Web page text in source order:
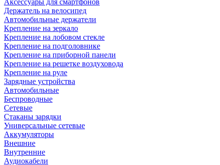
Аксессуары для смартфонов
Держатель на велосипед
Автомобильные держатели
Крепление на зеркало
Крепление на лобовом стекле
Крепление на подголовнике
Крепление на приборной панели
Крепление на решетке воздуховода
Крепление на руле
Зарядные устройства
Автомобильные
Беспроводные
Сетевые
Стаканы зарядки
Универсальные сетевые
Аккумуляторы
Внешние
Внутренние
Аудиокабели